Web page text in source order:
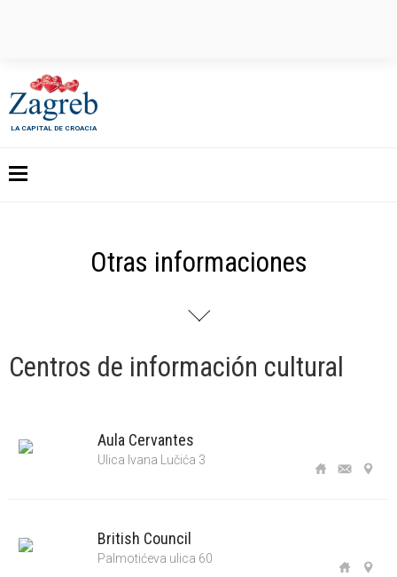
LA CAPITAL DE CROACIA
Otras informaciones
Centros de información cultural
Aula Cervantes
Ulica Ivana Lučića 3
British Council
Palmotićeva ulica 60